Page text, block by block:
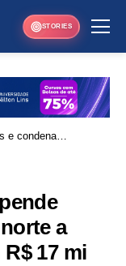
STORIES
e condena
a
17 mi